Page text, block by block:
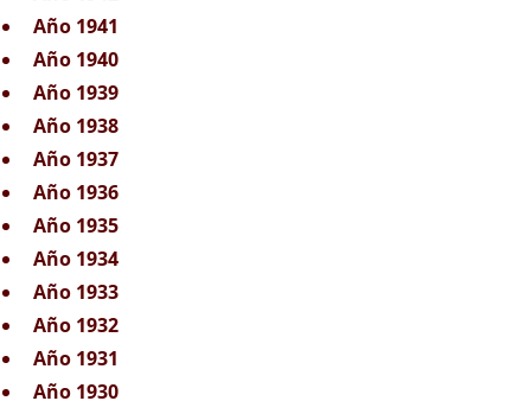
Año 1941
Año 1940
Año 1939
Año 1938
Año 1937
Año 1936
Año 1935
Año 1934
Año 1933
Año 1932
Año 1931
Año 1930